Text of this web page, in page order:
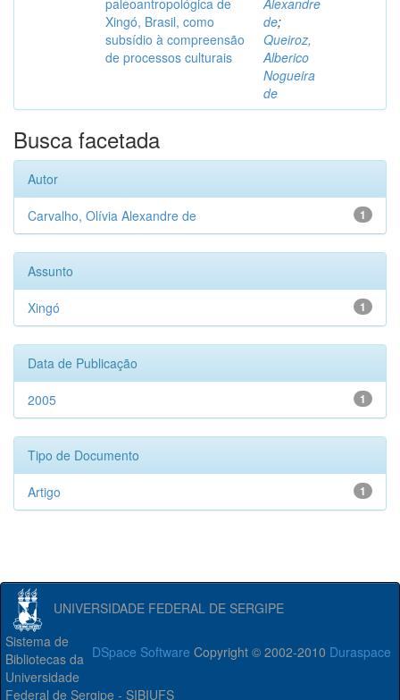
paleoantropológica de
Xingó, Brasil, como
subsídio à compreensão
de processos culturais
Alexandre
de;
Queiroz,
Alberico
Nogueira
de
Busca facetada
Autor
1
Carvalho, Olívia Alexandre de
Assunto
1
Xingó
Data de Publicação
1
2005
Tipo de Documento
1
Artigo
UNIVERSIDADE FEDERAL DE SERGIPE
DSpace Software Copyright © 2002-2010 Duraspace
Sistema de
Bibliotecas da
Universidade
Federal de Sergipe - SIBIUFS